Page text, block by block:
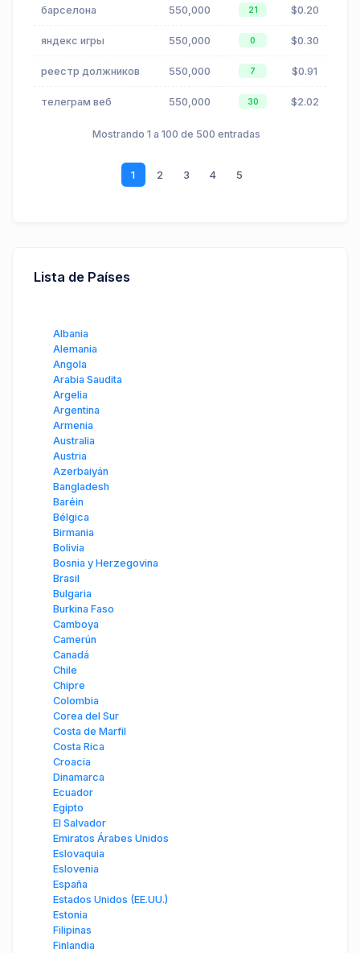
барселона 550,000 21 $0.20
яндекс игры 550,000 0 $0.30
реестр должников 550,000 7 $0.91
телеграм веб 550,000 30 $2.02
Mostrando 1 a 100 de 500 entradas
1 2 3 4 5
Lista de Países
Albania
Alemania
Angola
Arabia Saudita
Argelia
Argentina
Armenia
Australia
Austria
Azerbaiyán
Bangladesh
Baréin
Bélgica
Birmania
Bolivia
Bosnia y Herzegovina
Brasil
Bulgaria
Burkina Faso
Camboya
Camerún
Canadá
Chile
Chipre
Colombia
Corea del Sur
Costa de Marfil
Costa Rica
Croacia
Dinamarca
Ecuador
Egipto
El Salvador
Emiratos Árabes Unidos
Eslovaquia
Eslovenia
España
Estados Unidos (EE.UU.)
Estonia
Filipinas
Finlandia